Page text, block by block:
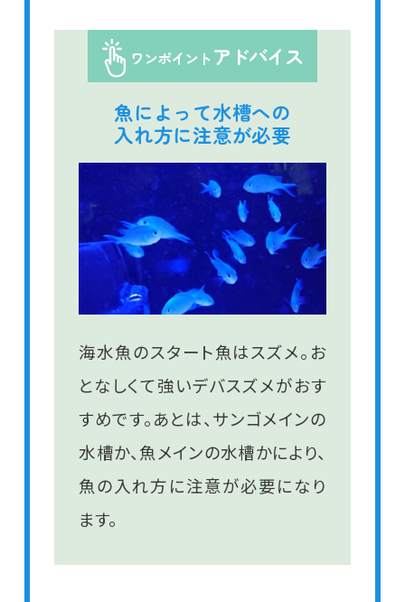
ワンポイントアドバイス
魚によって水槽への
入れ方に注意が必要
海水魚のスタート魚はスズメ。お
となしくて強いデバスズメがおす
すめです。あとは、サンゴメインの
水槽か、魚メインの水槽かにより、
魚の入れ方に注意が必要になり
ます。